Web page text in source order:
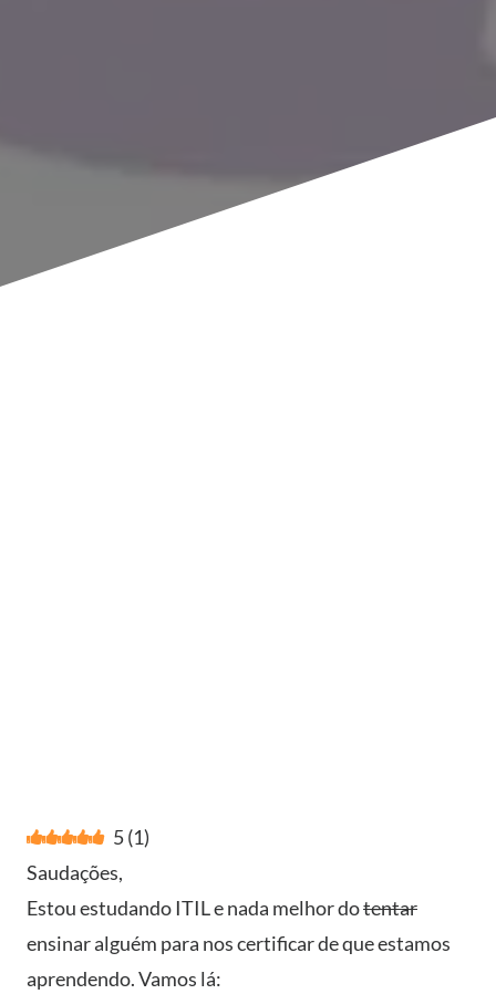
5(1)
Saudações,
Estou estudando ITIL e nada melhor dotentar
ensinar alguém para nos certificar de que estamos
aprendendo. Vamos lá: